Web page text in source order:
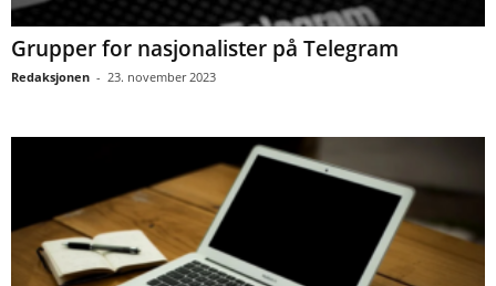
Grupper for nasjonalister på Telegram
Redaksjonen - 23. november 2023